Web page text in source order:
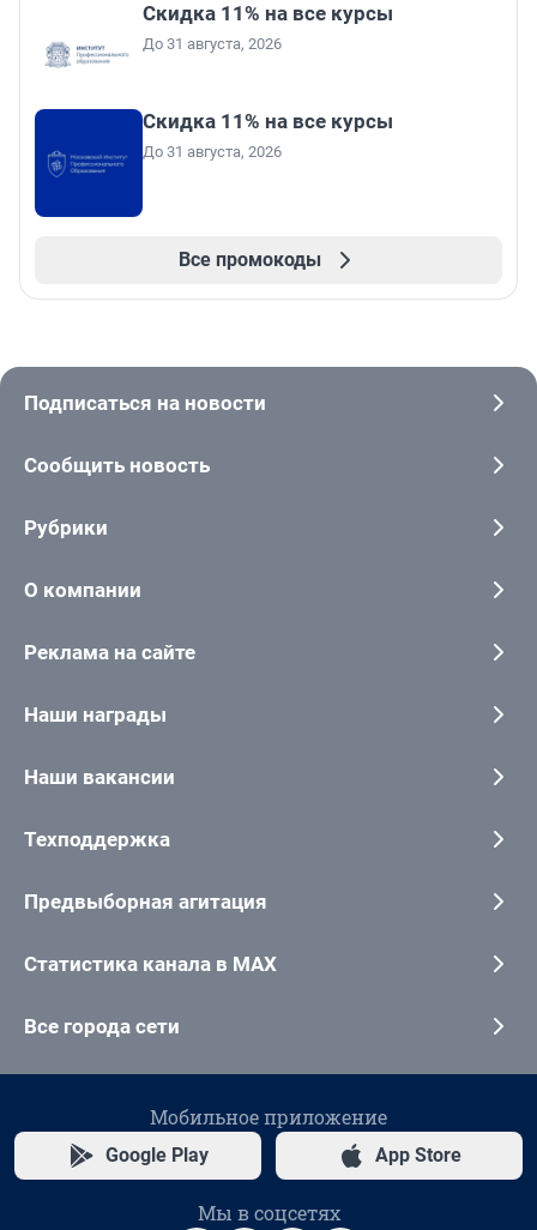
Скидка 11% на все курсы
До 31 августа, 2026
Скидка 11% на все курсы
До 31 августа, 2026
Все промокоды
Подписаться на новости
Сообщить новость
Рубрики
О компании
Реклама на сайте
Наши награды
Наши вакансии
Техподдержка
Предвыборная агитация
Статистика канала в MAX
Все города сети
Мобильное приложение
Google Play App Store
Мы в соцсетях